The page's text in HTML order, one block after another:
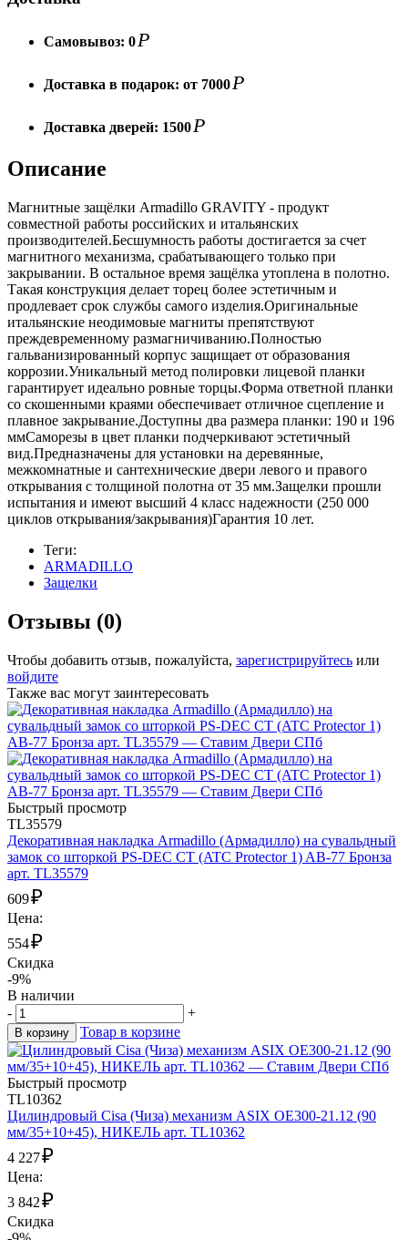
Самовывоз: 0Р
Доставка в подарок: от 7000Р
Доставка дверей: 1500Р
Описание
Магнитные защёлки Armadillo GRAVITY - продукт
совместной работы российских и итальянских
производителей.Бесшумность работы достигается за счет
магнитного механизма, срабатывающего только при
закрывании. В остальное время защёлка утоплена в полотно.
Такая конструкция делает торец более эстетичным и
продлевает срок службы самого изделия.Оригинальные
итальянские неодимовые магниты препятствуют
преждевременному размагничиванию.Полностью
гальванизированный корпус защищает от образования
коррозии.Уникальный метод полировки лицевой планки
гарантирует идеально ровные торцы.Форма ответной планки
со скошенными краями обеспечивает отличное сцепление и
плавное закрывание.Доступны два размера планки: 190 и 196
ммСаморезы в цвет планки подчеркивают эстетичный
вид.Предназначены для установки на деревянные,
межкомнатные и сантехнические двери левого и правого
открывания с толщиной полотна от 35 мм.Защелки прошли
испытания и имеют высший 4 класс надежности (250 000
циклов открывания/закрывания)Гарантия 10 лет.
Теги:
ARMADILLO
Защелки
Отзывы (0)
Чтобы добавить отзыв, пожалуйста, зарегистрируйтесь или
войдите
Также вас могут заинтересовать
Быстрый просмотр
TL35579
Декоративная накладка Armadillo (Армадилло) на сувальдный
замок со шторкой PS-DEC CT (ATC Protector 1) AB-77 Бронза
арт. TL35579
609₽
Цена:
554₽
Скидка
-9%
В наличии
-
+
В корзину Товар в корзине
Быстрый просмотр
TL10362
Цилиндровый Cisa (Чиза) механизм ASIX OE300-21.12 (90
мм/35+10+45), НИКЕЛЬ арт. TL10362
4 227₽
Цена:
3 842₽
Скидка